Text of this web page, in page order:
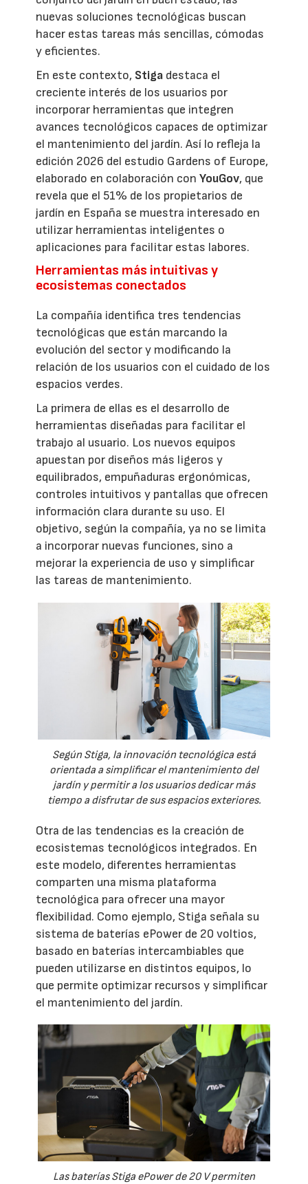
nuevas soluciones tecnológicas buscan
hacer estas tareas más sencillas, cómodas
y eficientes.
En este contexto, Stiga destaca el
creciente interés de los usuarios por
incorporar herramientas que integren
avances tecnológicos capaces de optimizar
el mantenimiento del jardín. Así lo refleja la
edición 2026 del estudio Gardens of Europe,
elaborado en colaboración conYouGov, que
revela que el 51% de los propietarios de
jardín en España se muestra interesado en
utilizar herramientas inteligentes o
aplicaciones para facilitar estas labores.
Herramientas más intuitivas y
ecosistemas conectados
La compañía identifica tres tendencias
tecnológicas que están marcando la
evolución del sector y modificando la
relación de los usuarios con el cuidado de los
espacios verdes.
La primera de ellas es el desarrollo de
herramientas diseñadas para facilitar el
trabajo al usuario. Los nuevos equipos
apuestan por diseños más ligeros y
equilibrados, empuñaduras ergonómicas,
controles intuitivos y pantallas que ofrecen
información clara durante su uso. El
objetivo, según la compañía, ya no se limita
a incorporar nuevas funciones, sino a
mejorar la experiencia de uso y simplificar
las tareas de mantenimiento.
Según Stiga, la innovación tecnológica está
orientada a simplificar el mantenimiento del
jardín y permitir a los usuarios dedicar más
tiempo a disfrutar de sus espacios exteriores.
Otra de las tendencias es la creación de
ecosistemas tecnológicos integrados. En
este modelo, diferentes herramientas
comparten una misma plataforma
tecnológica para ofrecer una mayor
flexibilidad. Como ejemplo, Stiga señala su
sistema de baterías ePower de 20 voltios,
basado en baterías intercambiables que
pueden utilizarse en distintos equipos, lo
que permite optimizar recursos y simplificar
el mantenimiento del jardín.
Las baterías Stiga ePower de 20 V permiten